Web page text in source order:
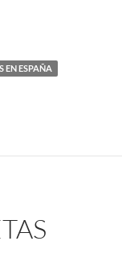
EN ESPAÑA